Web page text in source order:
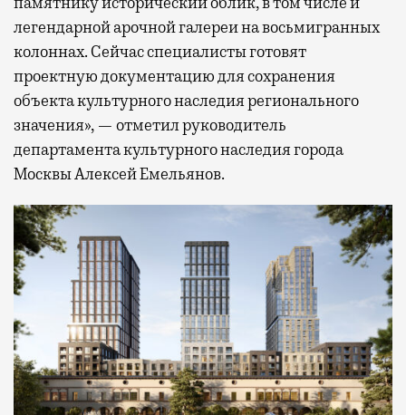
легендарной арочной галереи на восьмигранных
колоннах. Сейчас специалисты готовят
проектную документацию для сохранения
объекта культурного наследия регионального
значения», — отметил руководитель
департамента культурного наследия города
Москвы Алексей Емельянов.